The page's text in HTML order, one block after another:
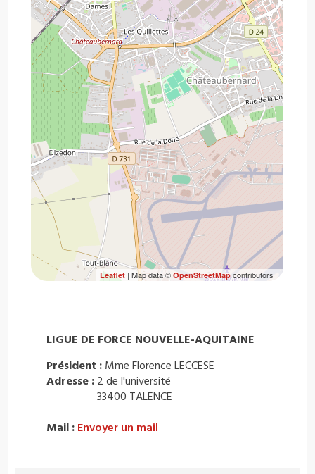
Leaflet| Map data © OpenStreetMapcontributors
LIGUE DE FORCE NOUVELLE-AQUITAINE
Président : Mme Florence LECCESE
Adresse : 2 de l'université
33400 TALENCE
Mail : Envoyer un mail